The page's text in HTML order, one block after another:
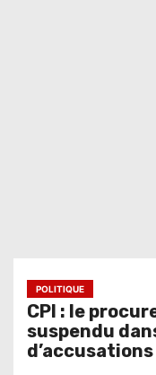
POLITIQUE
CPI : le
suspendu